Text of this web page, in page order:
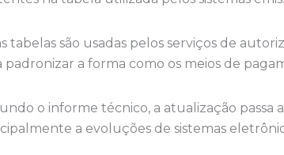
tabelas são usadas pelos serviços de
padronizar a forma como os meios de
o informe técnico, a atualização
a evoluções de sistemas